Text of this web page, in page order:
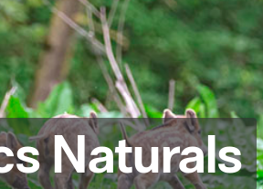
Naturals